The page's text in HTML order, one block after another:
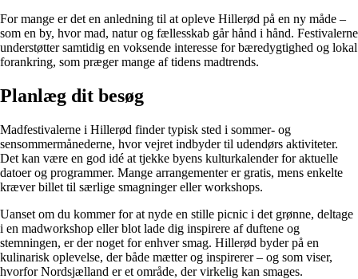
For mange er det en anledning til at opleve Hillerød på en ny måde –
som en by, hvor mad, natur og fællesskab går hånd i hånd. Festivalerne
understøtter samtidig en voksende interesse for bæredygtighed og lokal
forankring, som præger mange af tidens madtrends.
Planlæg dit besøg
Madfestivalerne i Hillerød finder typisk sted i sommer- og
sensommermånederne, hvor vejret indbyder til udendørs aktiviteter.
Det kan være en god idé at tjekke byens kulturkalender for aktuelle
datoer og programmer. Mange arrangementer er gratis, mens enkelte
kræver billet til særlige smagninger eller workshops.
Uanset om du kommer for at nyde en stille picnic i det grønne, deltage
i en madworkshop eller blot lade dig inspirere af duftene og
stemningen, er der noget for enhver smag. Hillerød byder på en
kulinarisk oplevelse, der både mætter og inspirerer – og som viser,
hvorfor Nordsjælland er et område, der virkelig kan smages.